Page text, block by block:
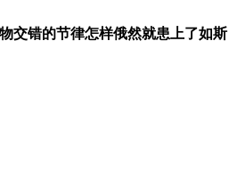
交错的节律怎样俄然就患上了如斯